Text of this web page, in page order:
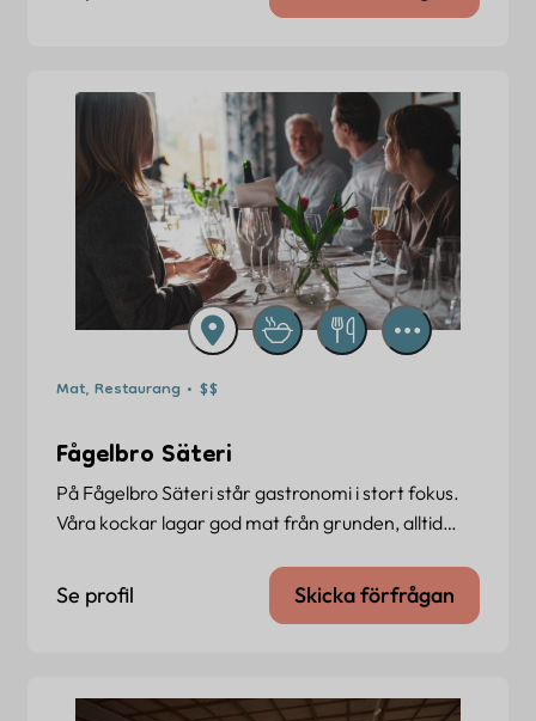
Mat, Restaurang • $$
Fågelbro Säteri
På Fågelbro Säteri står gastronomi i stort fokus.
Våra kockar lagar god mat från grunden, alltid…
Se profil Skicka förfrågan